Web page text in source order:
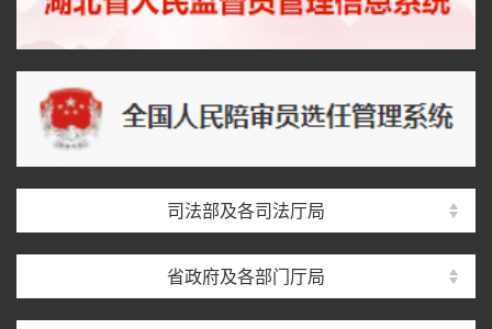
司法部及各司法厅局
省政府及各部门厅局